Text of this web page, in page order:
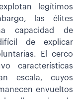
legítimos
las élites
capacidad de
de explicar
El cerco
características
escala, cuyos
envueltos